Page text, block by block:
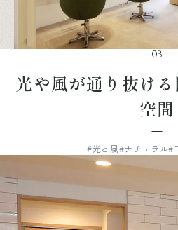
03
光や風が通り抜け
空間
#光と風#ナチュラル#